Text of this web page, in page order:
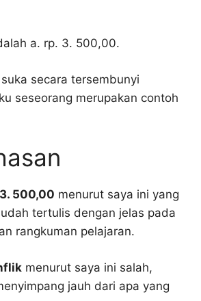
a. rp. 3. 500,00.
secara tersembunyi
seseorang merupakan contoh
500,00 menurut saya ini yang
tertulis dengan jelas pada
rangkuman pelajaran.
menurut saya ini salah,
jauh dari apa yang